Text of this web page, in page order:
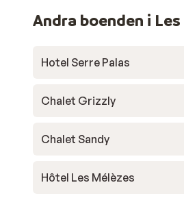
Andra boenden i
Hotel Serre Palas
Chalet Grizzly
Chalet Sandy
Hôtel Les Mélèzes